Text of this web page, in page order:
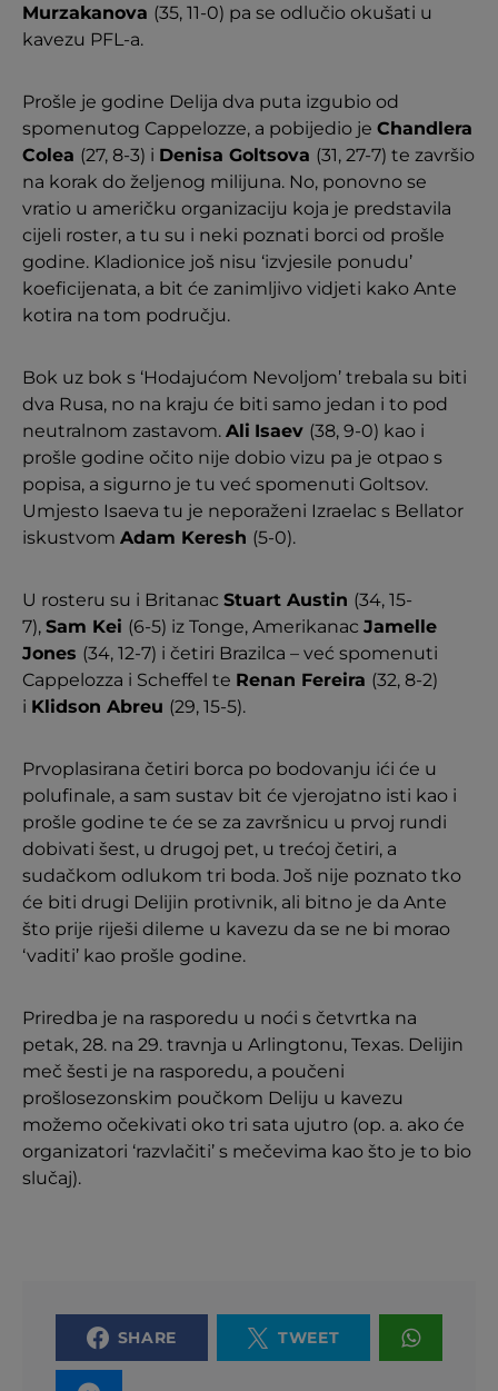
Murzakanova (35, 11-0) pa se odlučio okušati u
kavezu PFL-a.
Prošle je godine Delija dva puta izgubio od
spomenutog Cappelozze, a pobijedio je Chandlera
Colea (27, 8-3) i Denisa Goltsova (31, 27-7) te završio
na korak do željenog milijuna. No, ponovno se
vratio u američku organizaciju koja je predstavila
cijeli roster, a tu su i neki poznati borci od prošle
godine. Kladionice još nisu ‘izvjesile ponudu’
koeficijenata, a bit će zanimljivo vidjeti kako Ante
kotira na tom području.
Bok uz bok s ‘Hodajućom Nevoljom’ trebala su biti
dva Rusa, no na kraju će biti samo jedan i to pod
neutralnom zastavom. Ali Isaev (38, 9-0) kao i
prošle godine očito nije dobio vizu pa je otpao s
popisa, a sigurno je tu već spomenuti Goltsov.
Umjesto Isaeva tu je neporaženi Izraelac s Bellator
iskustvom Adam Keresh (5-0).
U rosteru su i Britanac Stuart Austin (34, 15-
7), Sam Kei (6-5) iz Tonge, Amerikanac Jamelle
Jones (34, 12-7) i četiri Brazilca – već spomenuti
Cappelozza i Scheffel te Renan Fereira (32, 8-2)
i Klidson Abreu (29, 15-5).
Prvoplasirana četiri borca po bodovanju ići će u
polufinale, a sam sustav bit će vjerojatno isti kao i
prošle godine te će se za završnicu u prvoj rundi
dobivati šest, u drugoj pet, u trećoj četiri, a
sudačkom odlukom tri boda. Još nije poznato tko
će biti drugi Delijin protivnik, ali bitno je da Ante
što prije riješi dileme u kavezu da se ne bi morao
‘vaditi’ kao prošle godine.
Priredba je na rasporedu u noći s četvrtka na
petak, 28. na 29. travnja u Arlingtonu, Texas. Delijin
meč šesti je na rasporedu, a poučeni
prošlosezonskim poučkom Deliju u kavezu
možemo očekivati oko tri sata ujutro (op. a. ako će
organizatori ‘razvlačiti’ s mečevima kao što je to bio
slučaj).
SHARE TWEET